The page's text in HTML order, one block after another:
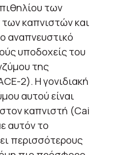
των
καπνιστών και
αναπνευστικό
υποδοχείς του
της
2). Η γονιδιακή
αυτού είναι
καπνιστή (Cai
αυτόν το
περισσότερους